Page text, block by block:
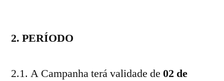
2. PERÍODO
2.1. A Campanha terá validade de 02 de